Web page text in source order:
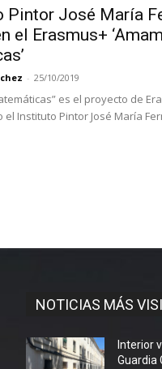
Pintor José María
el Erasmus+
- 25/10/2019
es el proyecto de
el Instituto Pintor José María
NOTICIAS MÁS
Interior
Guardia